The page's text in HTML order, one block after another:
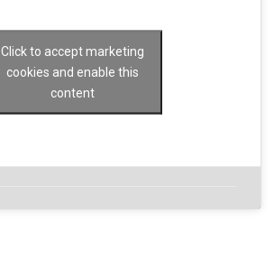
Click to accept marketing
cookies and enable this
content